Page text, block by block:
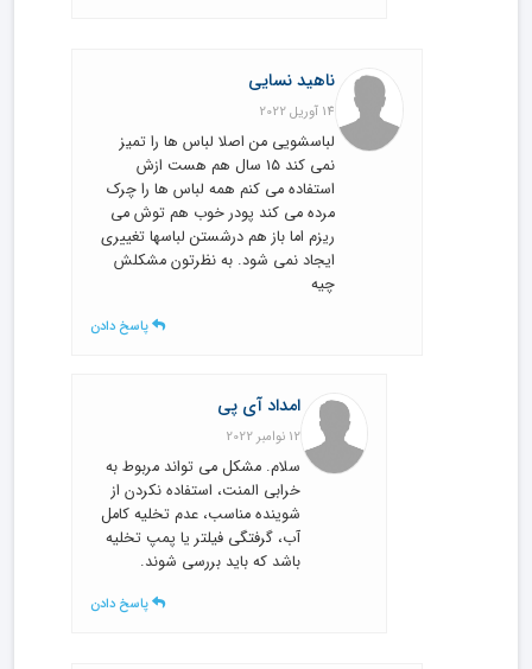
ناهید نسایی
14 آوریل 2022
لباسشویی من اصلا لباس ها را تمیز
نمی کند ۱۵ سال هم هست ازش
استفاده می کنم همه لباس ها را چرک
مرده می کند پودر خوب هم توش می
ریزم اما باز هم درشستن لباسها تغییری
ایجاد نمی شود. به نظرتون مشکلش
چیه
پاسخ دادن
امداد آی پی
12 نوامبر 2022
سلام. مشکل می تواند مربوط به
خرابی المنت، استفاده نکردن از
شوینده مناسب، عدم تخلیه کامل
آب، گرفتگی فیلتر یا پمپ تخلیه
باشد که باید بررسی شوند.
پاسخ دادن